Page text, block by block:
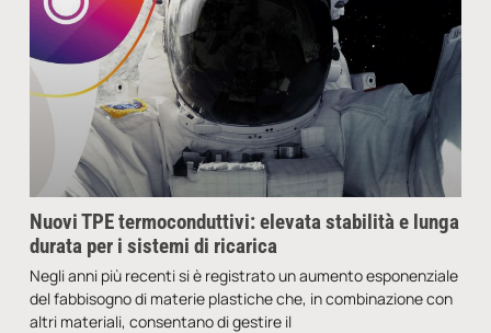
Nuovi TPE termoconduttivi: elevata stabilità e lunga
durata per i sistemi di ricarica
Negli anni più recenti si è registrato un aumento esponenziale
del fabbisogno di materie plastiche che, in combinazione con
altri materiali, consentano di gestire il